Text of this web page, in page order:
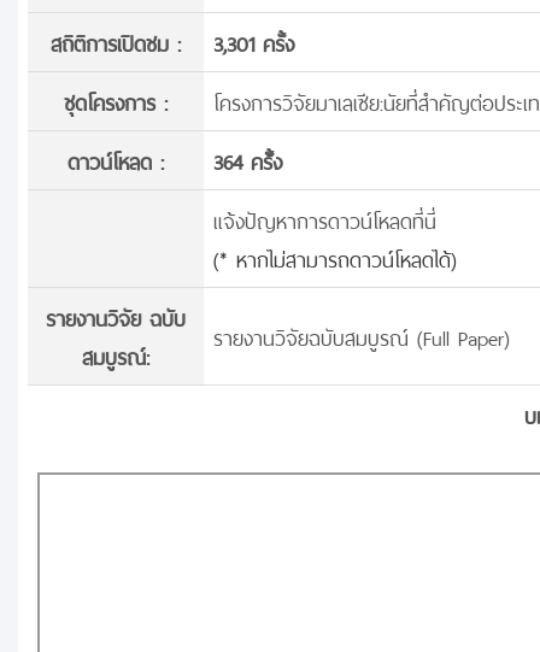
สถิติการเปิดชม :
3,301 ครั้ง
ชุดโครงการ :
โครงการวิจัยมาเลเซีย:นัยที่สำคัญต่อประ
ดาวน์โหลด :
364 ครั้้ง
แจ้งปัญหาการดาวน์โหลดที่นี่
(* หากไม่สามารถดาวน์โหลดได้)
รายงานวิจัย ฉบับ
สมบูรณ์:
รายงานวิจัยฉบับสมบูรณ์ (Full Paper)